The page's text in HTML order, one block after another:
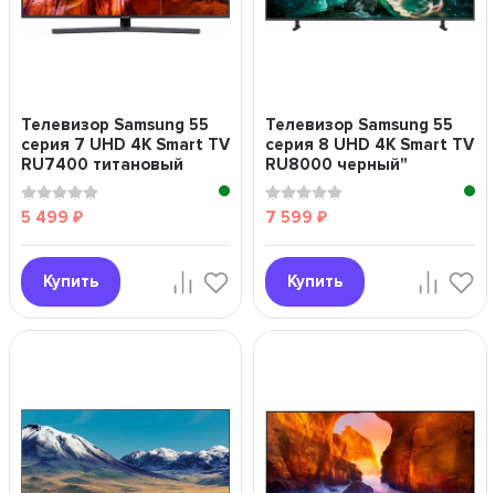
Телевизор Samsung 55
серия 7 UHD 4K Smart TV
RU7400 титановый
серый"
5 499 ₽
Купить
Телевизор Samsung 55
серия 8 UHD 4K Smart TV
RU8000 черный"
7 599 ₽
Купить